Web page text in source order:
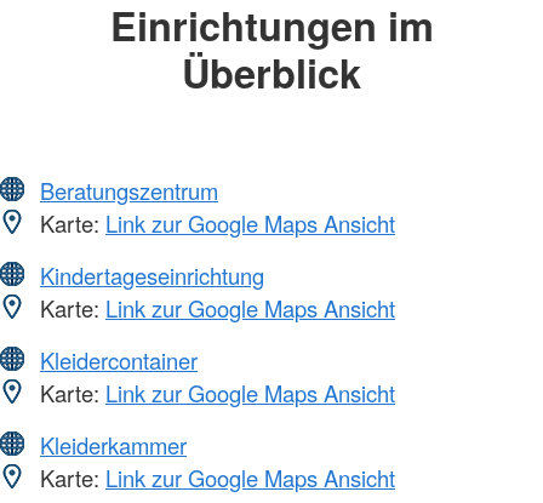
Einrichtungen im
Überblick
Beratungszentrum
Karte: Link zur Google Maps Ansicht
Kindertageseinrichtung
Karte: Link zur Google Maps Ansicht
Kleidercontainer
Karte: Link zur Google Maps Ansicht
Kleiderkammer
Karte: Link zur Google Maps Ansicht